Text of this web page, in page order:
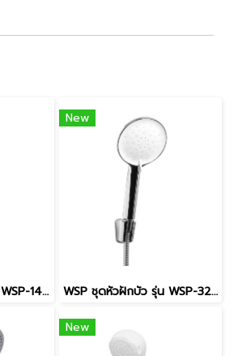
WSP ชุดหัวฝักบัว รุ่น WSP-149W
New
WSP ชุดหัวฝักบัว รุ่น WSP-327C
New